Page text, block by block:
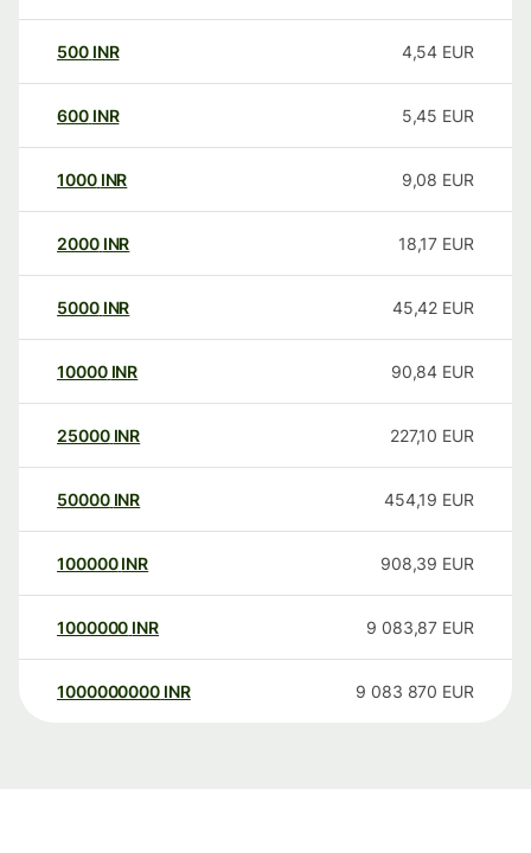
500 INR 4,54 EUR
600 INR 5,45 EUR
1000 INR 9,08 EUR
2000 INR 18,17 EUR
5000 INR 45,42 EUR
10000 INR 90,84 EUR
25000 INR 227,10 EUR
50000 INR 454,19 EUR
100000 INR 908,39 EUR
1000000 INR 9 083,87 EUR
1000000000 INR 9 083 870 EUR